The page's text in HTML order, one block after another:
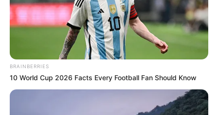
BRAINBERRIES
10 World Cup 2026 Facts Every Football Fan Should Know